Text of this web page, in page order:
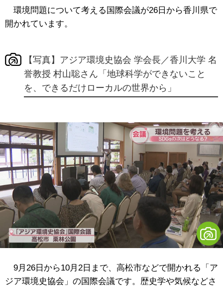
環境問題について考える国際会議が26日から香川県で
開かれています。
【写真】アジア環境史協会 学会長／香川大学 名
誉教授 村山聡さん「地球科学ができないこと
を、できるだけローカルの世界から」
9月26日から10月2日まで、高松市などで開かれる「ア
ジア環境史協会」の国際会議です。歴史学や気候などさ